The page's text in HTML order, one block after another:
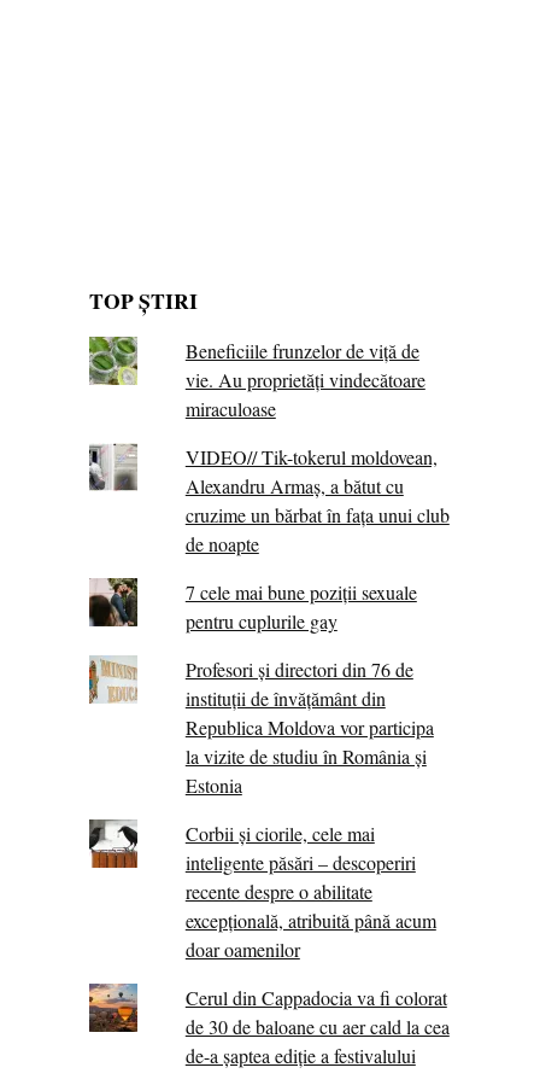
TOP ȘTIRI
Beneficiile frunzelor de viță de
vie. Au proprietăţi vindecătoare
miraculoase
VIDEO// Tik-tokerul moldovean,
Alexandru Armaș, a bătut cu
cruzime un bărbat în fața unui club
de noapte
7 cele mai bune poziții sexuale
pentru cuplurile gay
Profesori și directori din 76 de
instituții de învățământ din
Republica Moldova vor participa
la vizite de studiu în România și
Estonia
Corbii şi ciorile, cele mai
inteligente păsări – descoperiri
recente despre o abilitate
excepţională, atribuită până acum
doar oamenilor
Cerul din Cappadocia va fi colorat
de 30 de baloane cu aer cald la cea
de-a șaptea ediție a festivalului